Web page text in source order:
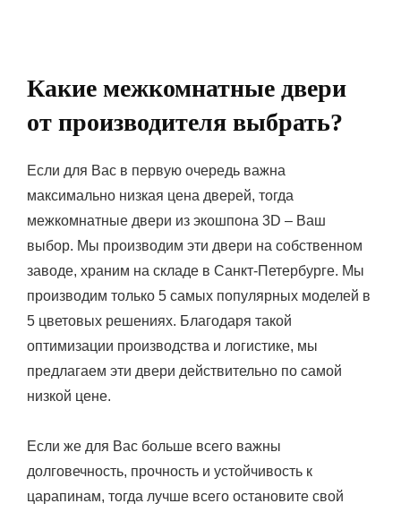
Какие межкомнатные двери
от производителя выбрать?
Если для Вас в первую очередь важна
максимально низкая цена дверей, тогда
межкомнатные двери из экошпона 3D – Ваш
выбор. Мы производим эти двери на собственном
заводе, храним на складе в Санкт-Петербурге. Мы
производим только 5 самых популярных моделей в
5 цветовых решениях. Благодаря такой
оптимизации производства и логистике, мы
предлагаем эти двери действительно по самой
низкой цене.
Если же для Вас больше всего важны
долговечность, прочность и устойчивость к
царапинам, тогда лучше всего остановите свой